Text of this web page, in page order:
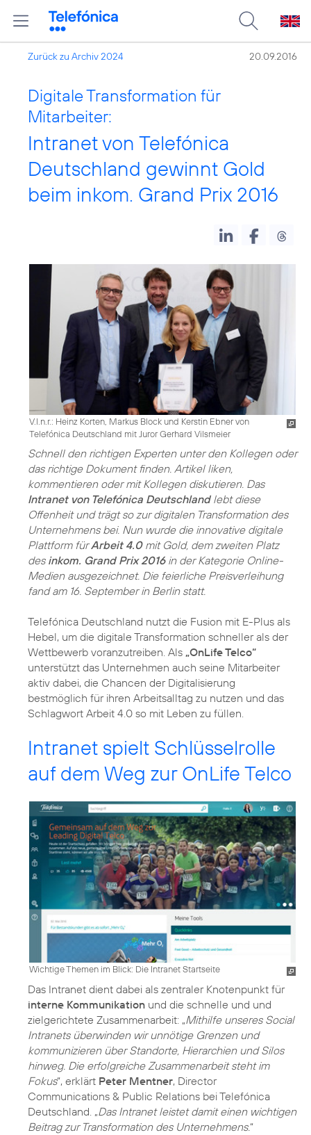
Zurück zu Archiv 2024 20.09.2016
Digitale Transformation für
Mitarbeiter:
Intranet von Telefónica
Deutschland gewinnt Gold
beim inkom. Grand Prix 2016
V.l.n.r.: Heinz Korten, Markus Block und Kerstin Ebner von
Telefónica Deutschland mit Juror Gerhard Vilsmeier
Schnell den richtigen Experten unter den Kollegen oder
das richtige Dokument finden. Artikel liken,
kommentieren oder mit Kollegen diskutieren. Das
Intranet von Telefónica Deutschlandlebt diese
Offenheit und trägt so zur digitalen Transformation des
Unternehmens bei. Nun wurde die innovative digitale
Plattform fürArbeit 4.0mit Gold, dem zweiten Platz
des inkom. Grand Prix 2016in der Kategorie Online-
Medien ausgezeichnet. Die feierliche Preisverleihung
fand am 16. September in Berlin statt.
Telefónica Deutschland nutzt die Fusion mit E-Plus als
Hebel, um die digitale Transformation schneller als der
Wettbewerb voranzutreiben. Als „OnLife Telco“
unterstützt das Unternehmen auch seine Mitarbeiter
aktiv dabei, die Chancen der Digitalisierung
bestmöglich für ihren Arbeitsalltag zu nutzen und das
Schlagwort Arbeit 4.0 so mit Leben zu füllen.
Intranet spielt Schlüsselrolle
auf dem Weg zur OnLife Telco
Wichtige Themen im Blick: Die Intranet Startseite
Das Intranet dient dabei als zentraler Knotenpunkt für
interne Kommunikation und die schnelle und und
zielgerichtete Zusammenarbeit: „Mithilfe unseres Social
Intranets überwinden wir unnötige Grenzen und
kommunizieren über Standorte, Hierarchien und Silos
hinweg. Die erfolgreiche Zusammenarbeit steht im
Fokus“, erklärt Peter Mentner, Director
Communications & Public Relations bei Telefónica
Deutschland. „Das Intranet leistet damit einen wichtigen
Beitrag zur Transformation des Unternehmens.“